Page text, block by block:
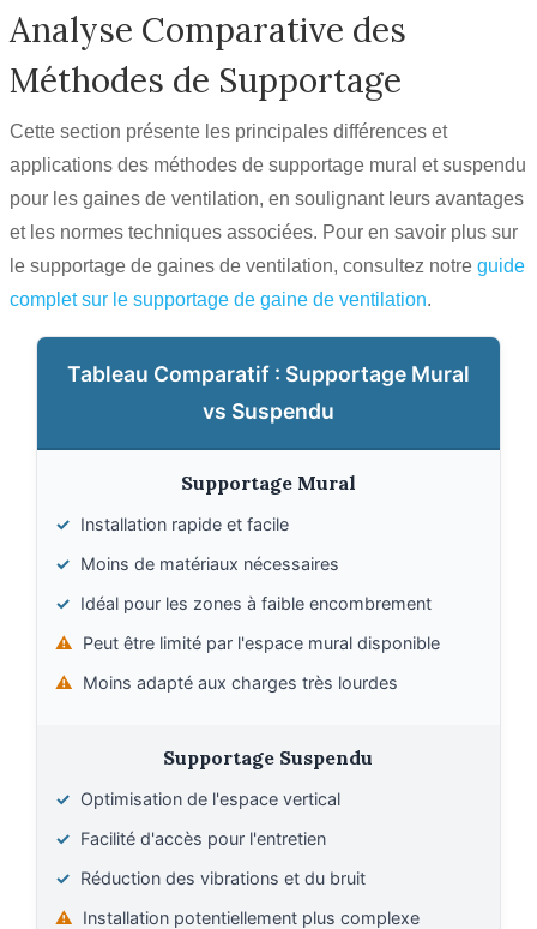
Analyse Comparative des
Méthodes de Supportage
Cette section présente les principales différences et
applications des méthodes de supportage mural et suspendu
pour les gaines de ventilation, en soulignant leurs avantages
et les normes techniques associées. Pour en savoir plus sur
le supportage de gaines de ventilation, consultez notre guide
complet sur le supportage de gaine de ventilation.
Tableau Comparatif : Supportage Mural
vs Suspendu
Supportage Mural
✓ Installation rapide et facile
✓ Moins de matériaux nécessaires
✓ Idéal pour les zones à faible encombrement
⚠️ Peut être limité par l'espace mural disponible
⚠️ Moins adapté aux charges très lourdes
Supportage Suspendu
✓ Optimisation de l'espace vertical
✓ Facilité d'accès pour l'entretien
✓ Réduction des vibrations et du bruit
⚠️ Installation potentiellement plus complexe